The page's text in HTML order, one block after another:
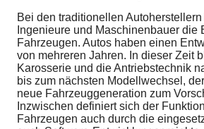
Bei den traditionellen
Ingenieure und Maschinenbauer die
Fahrzeugen. Autos haben einen
von mehreren Jahren. In dieser Zeit
Karosserie und die Antriebstechnik
bis zum nächsten Modellwechsel,
neue Fahrzeuggeneration zum
Inzwischen definiert sich der
Fahrzeugen auch durch die